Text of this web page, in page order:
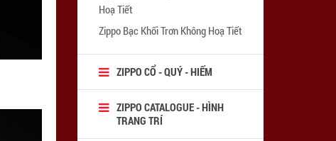
Hoạ Tiết
Zippo Bạc Khối Trơn Không Hoạ Tiết
ZIPPO CỔ - QUÝ - HIẾM
ZIPPO CATALOGUE - HÌNH
TRANG TRÍ